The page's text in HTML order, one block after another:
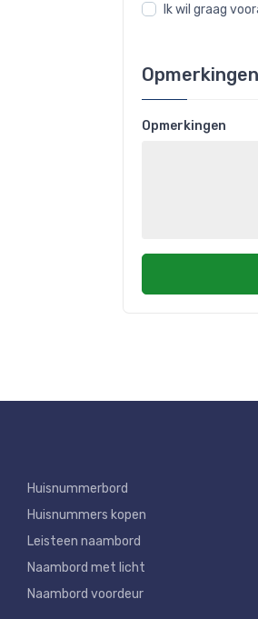
Ik wil graag
Opmerkingen
Opmerkingen
Huisnummerbord
Huisnummers kopen
Leisteen naambord
Naambord met licht
Naambord voordeur